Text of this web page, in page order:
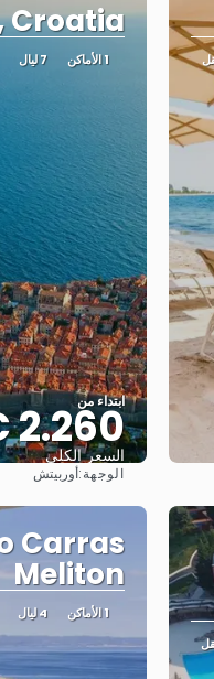
Croatia
1 الأماكن 7 ليال
ابتداء من
2.260 €
السعر الكلي
الوجهة:أوربيتش
Carras
Meliton
1 الأماكن 4 ليال